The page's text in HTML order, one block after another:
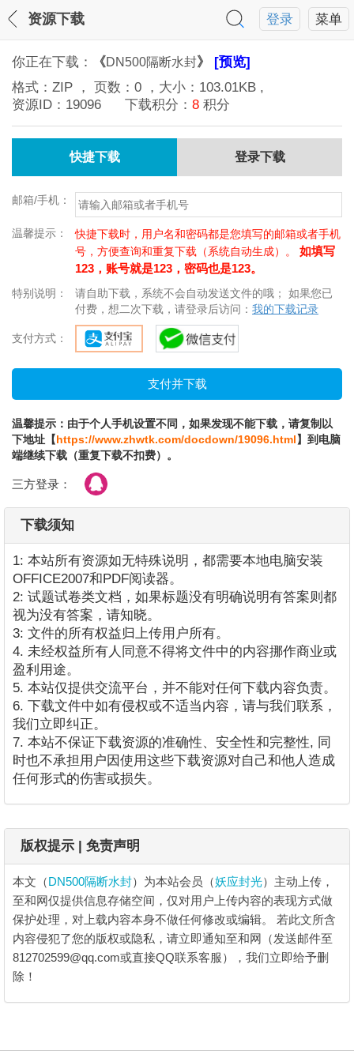
菜单
登录
资源下载
你正在下载： 《DN500隔断水封》 [预览]
格式： ZIP ， 页数： 0 ，大小： 103.01KB ,
资源ID： 19096 下载积分： 8 积分
快捷下载 登录下载
邮箱/手机：
温馨提示：
快捷下载时，用户名和密码都是您填写的邮箱或者手机
号，方便查询和重复下载（系统自动生成）。 如填写
123，账号就是123，密码也是123。
特别说明：
请自助下载，系统不会自动发送文件的哦； 如果您已
付费，想二次下载，请登录后访问： 我的下载记录
支付方式：
温馨提示：由于个人手机设置不同，如果发现不能下载，请复制以
下地址【https://www.zhwtk.com/docdown/19096.html】到电脑
端继续下载（重复下载不扣费）。
三方登录：
下载须知
1: 本站所有资源如无特殊说明，都需要本地电脑安装
OFFICE2007和PDF阅读器。
2: 试题试卷类文档，如果标题没有明确说明有答案则都
视为没有答案，请知晓。
3: 文件的所有权益归上传用户所有。
4. 未经权益所有人同意不得将文件中的内容挪作商业或
盈利用途。
5. 本站仅提供交流平台，并不能对任何下载内容负责。
6. 下载文件中如有侵权或不适当内容，请与我们联系，
我们立即纠正。
7. 本站不保证下载资源的准确性、安全性和完整性, 同
时也不承担用户因使用这些下载资源对自己和他人造成
任何形式的伤害或损失。
版权提示 | 免责声明
本文（DN500隔断水封）为本站会员（妖应封光）主动上传，
至和网仅提供信息存储空间，仅对用户上传内容的表现方式做
保护处理，对上载内容本身不做任何修改或编辑。 若此文所含
内容侵犯了您的版权或隐私，请立即通知至和网（发送邮件至
812702599@qq.com或直接QQ联系客服），我们立即给予删
除！